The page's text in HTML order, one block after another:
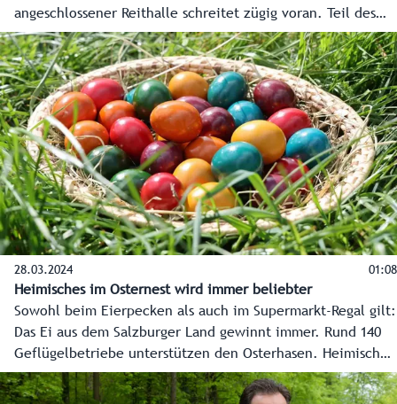
angeschlossener Reithalle schreitet zügig voran. Teil des
Gesamtprojekts ist auch die Ausstattung aller Dächer mit
einer Photovoltaik-Anlage. Mit rund 2.300 Quadratmetern
wird sie die größte ihrer Art auf einem Salzburger
Landesgebäude sein.
28.03.2024 01:08
Heimisches im Osternest wird immer beliebter
Sowohl beim Eierpecken als auch im Supermarkt-Regal gilt:
Das Ei aus dem Salzburger Land gewinnt immer. Rund 140
Geflügelbetriebe unterstützen den Osterhasen. Heimisches
in Osternestern wird immer beliebter.